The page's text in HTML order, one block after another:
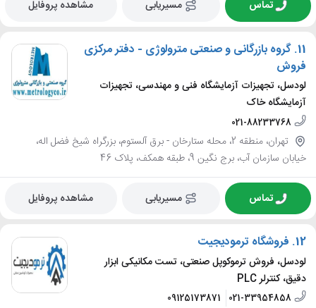
تماس مسیریابی مشاهده پروفایل
11. گروه بازرگانی و صنعتی مترولوژی - دفتر مرکزی
فروش
لودسل، تجهیزات آزمایشگاه فنی و مهندسی، تجهیزات
آزمایشگاه خاک
021-88233768
تهران، منطقه 2، محله ستارخان - برق آلستوم، بزرگراه شیخ فضل اله،
خیابان سازمان آب، برج نگین 9، طبقه همکف، پلاک 46
تماس مسیریابی مشاهده پروفایل
12. فروشگاه ترمودیجیت
لودسل، فروش ترموکوپل صنعتی، تست مکانیکی ابزار
دقیق، کنترلر PLC
021-33954858
09125173871